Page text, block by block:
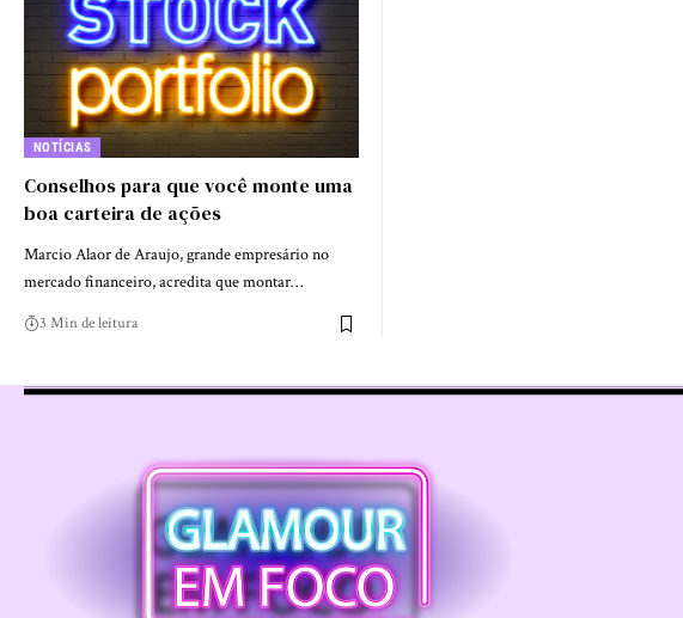
NOTÍCIAS
Conselhos para que você monte uma
boa carteira de ações
Marcio Alaor de Araujo, grande empresário no
mercado financeiro, acredita que montar…
3 Min de leitura